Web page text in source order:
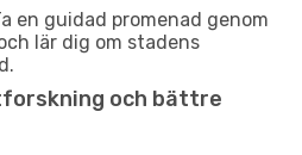
en guidad promenad genom
lär dig om stadens
och bättre